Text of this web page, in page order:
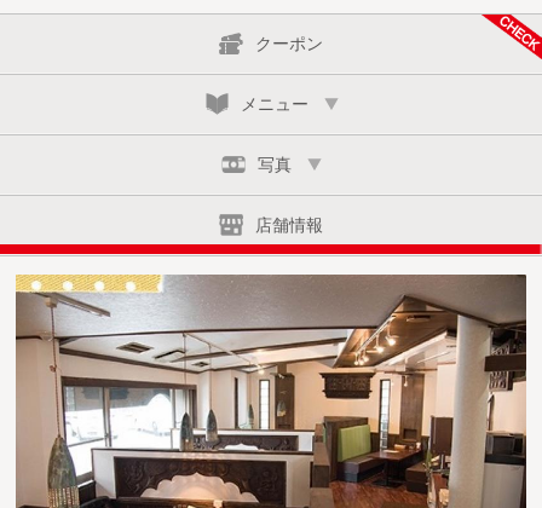
クーポン
メニュー
写真
店舗情報